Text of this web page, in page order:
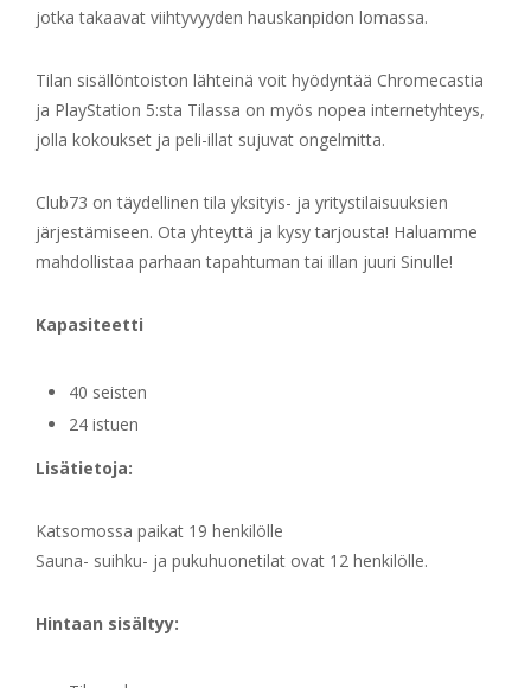
jotka takaavat viihtyvyyden hauskanpidon lomassa.
Tilan sisällöntoiston lähteinä voit hyödyntää Chromecastia
ja PlayStation 5:sta Tilassa on myös nopea internetyhteys,
jolla kokoukset ja peli-illat sujuvat ongelmitta.
Club73 on täydellinen tila yksityis- ja yritystilaisuuksien
järjestämiseen. Ota yhteyttä ja kysy tarjousta! Haluamme
mahdollistaa parhaan tapahtuman tai illan juuri Sinulle!
Kapasiteetti
40 seisten
24 istuen
Lisätietoja:
Katsomossa paikat 19 henkilölle
Sauna- suihku- ja pukuhuonetilat ovat 12 henkilölle.
Hintaan sisältyy: